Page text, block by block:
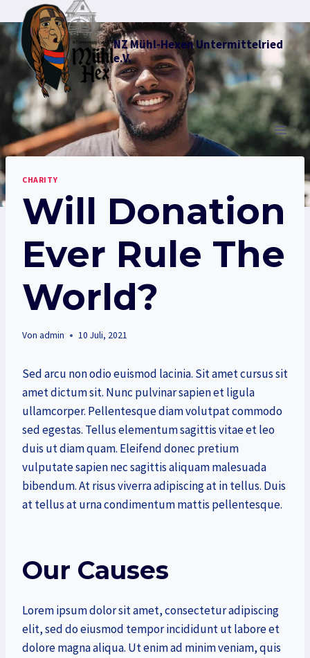
Inhalt
springen
NZ Mühl-Hexen Untermittelried
e.V.
CHARITY
Will Donation
Ever Rule The
World?
Von admin 10 Juli, 2021
Sed arcu non odio euismod lacinia. Sit amet cursus sit
amet dictum sit. Nunc pulvinar sapien et ligula
ullamcorper. Pellentesque diam volutpat commodo
sed egestas. Tellus elementum sagittis vitae et leo
duis ut diam quam. Eleifend donec pretium
vulputate sapien nec sagittis aliquam malesuada
bibendum. At risus viverra adipiscing at in tellus. Duis
at tellus at urna condimentum mattis pellentesque.
Our Causes
Lorem ipsum dolor sit amet, consectetur adipiscing
elit, sed do eiusmod tempor incididunt ut labore et
dolore magna aliqua. Ut enim ad minim veniam, quis